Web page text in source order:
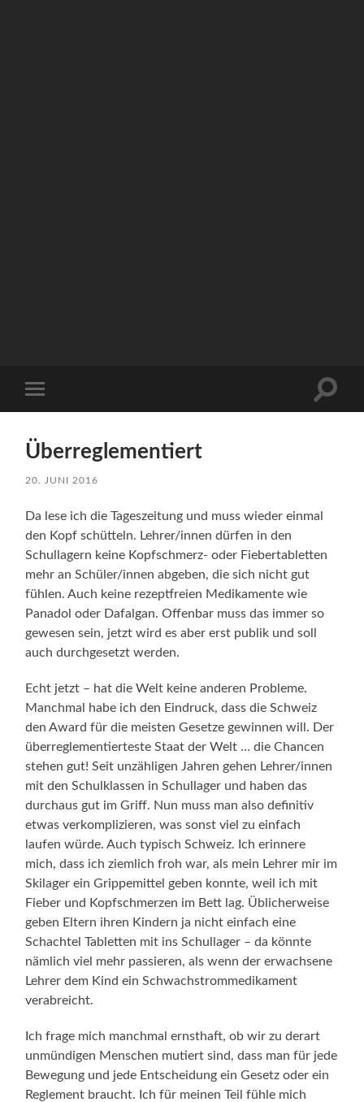
Menü
Überreglementiert
20. JUNI 2016
Da lese ich die Tageszeitung und muss wieder einmal
den Kopf schütteln. Lehrer/innen dürfen in den
Schullagern keine Kopfschmerz- oder Fiebertabletten
mehr an Schüler/innen abgeben, die sich nicht gut
fühlen. Auch keine rezeptfreien Medikamente wie
Panadol oder Dafalgan. Offenbar muss das immer so
gewesen sein, jetzt wird es aber erst publik und soll
auch durchgesetzt werden.
Echt jetzt – hat die Welt keine anderen Probleme.
Manchmal habe ich den Eindruck, dass die Schweiz
den Award für die meisten Gesetze gewinnen will. Der
überreglementierteste Staat der Welt … die Chancen
stehen gut! Seit unzähligen Jahren gehen Lehrer/innen
mit den Schulklassen in Schullager und haben das
durchaus gut im Griff. Nun muss man also definitiv
etwas verkomplizieren, was sonst viel zu einfach
laufen würde. Auch typisch Schweiz. Ich erinnere
mich, dass ich ziemlich froh war, als mein Lehrer mir im
Skilager ein Grippemittel geben konnte, weil ich mit
Fieber und Kopfschmerzen im Bett lag. Üblicherweise
geben Eltern ihren Kindern ja nicht einfach eine
Schachtel Tabletten mit ins Schullager – da könnte
nämlich viel mehr passieren, als wenn der erwachsene
Lehrer dem Kind ein Schwachstrommedikament
verabreicht.
Ich frage mich manchmal ernsthaft, ob wir zu derart
unmündigen Menschen mutiert sind, dass man für jede
Bewegung und jede Entscheidung ein Gesetz oder ein
Reglement braucht. Ich für meinen Teil fühle mich